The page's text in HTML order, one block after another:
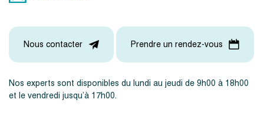
Nos experts sont disponibles du lundi au jeudi de 9h00 à 18h00
et le vendredi jusqu’à 17h00.
Nous contacter Prendre un rendez-vous